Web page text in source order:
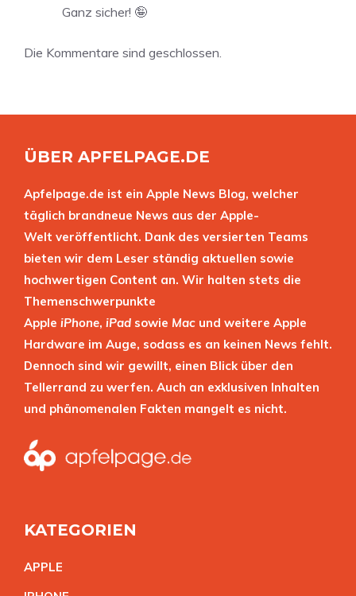
Ganz sicher! 🤪
Die Kommentare sind geschlossen.
ÜBER APFELPAGE.DE
Apfelpage.de ist ein Apple News Blog, welcher
täglich brandneue News aus der Apple-
Welt veröffentlicht. Dank des versierten Teams
bieten wir dem Leser ständig aktuellen sowie
hochwertigen Content an. Wir halten stets die
Themenschwerpunkte
Apple iPhone, iPad sowie Mac und weitere Apple
Hardware im Auge, sodass es an keinen News fehlt.
Dennoch sind wir gewillt, einen Blick über den
Tellerrand zu werfen. Auch an exklusiven Inhalten
und phänomenalen Fakten mangelt es nicht.
KATEGORIEN
APPLE